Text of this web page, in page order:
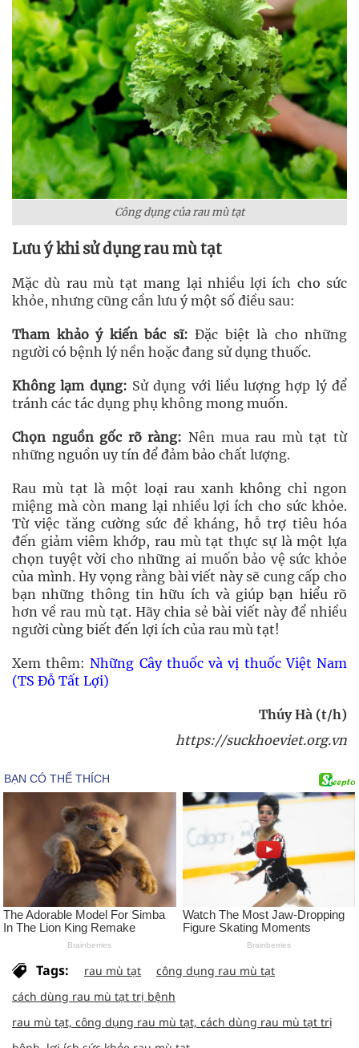
Công dụng của rau mù tạt
Lưu ý khi sử dụng rau mù tạt
Mặc dù rau mù tạt mang lại nhiều lợi ích cho sức
khỏe, nhưng cũng cần lưu ý một số điều sau:
Tham khảo ý kiến bác sĩ: Đặc biệt là cho những
người có bệnh lý nền hoặc đang sử dụng thuốc.
Không lạm dụng: Sử dụng với liều lượng hợp lý để
tránh các tác dụng phụ không mong muốn.
Chọn nguồn gốc rõ ràng: Nên mua rau mù tạt từ
những nguồn uy tín để đảm bảo chất lượng.
Rau mù tạt là một loại rau xanh không chỉ ngon
miệng mà còn mang lại nhiều lợi ích cho sức khỏe.
Từ việc tăng cường sức đề kháng, hỗ trợ tiêu hóa
đến giảm viêm khớp, rau mù tạt thực sự là một lựa
chọn tuyệt vời cho những ai muốn bảo vệ sức khỏe
của mình. Hy vọng rằng bài viết này sẽ cung cấp cho
bạn những thông tin hữu ích và giúp bạn hiểu rõ
hơn về rau mù tạt. Hãy chia sẻ bài viết này để nhiều
người cùng biết đến lợi ích của rau mù tạt!
Xem thêm:Những Cây thuốc và vị thuốc Việt Nam
(TS Đỗ Tất Lợi)
Thúy Hà (t/h)
https://suckhoeviet.org.vn
Tags: rau mù tạt
công dụng rau mù tạt
cách dùng rau mù tạt trị bệnh
rau mù tạt, công dụng rau mù tạt, cách dùng rau mù tạt trị